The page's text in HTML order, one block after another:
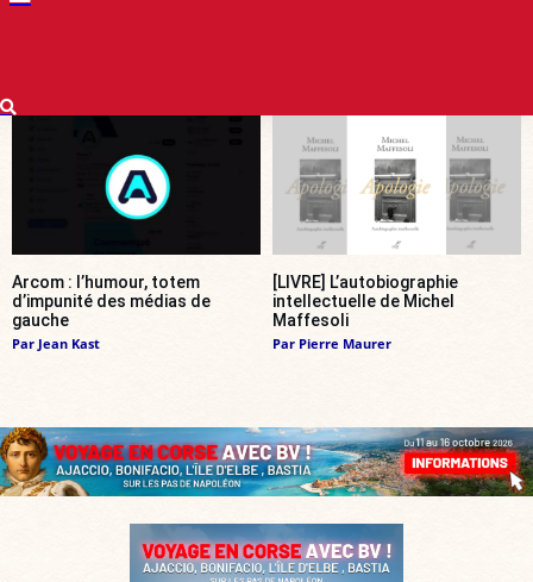
Arcom : l’humour, totem
d’impunité des médias de
gauche
Par Jean Kast
[LIVRE] L’autobiographie
intellectuelle de Michel
Maffesoli
Par Pierre Maurer